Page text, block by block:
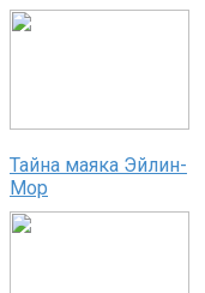
Тайна маяка Эйлин-
Мор